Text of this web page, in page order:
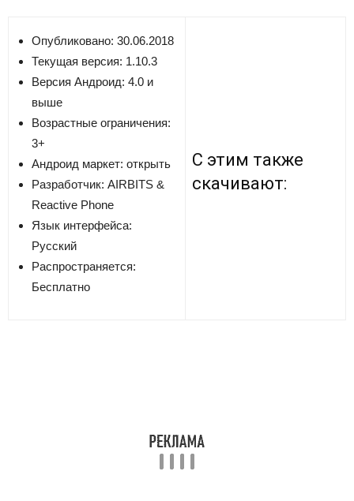
Опубликовано: 30.06.2018
Текущая версия: 1.10.3
Версия Андроид: 4.0 и
выше
Возрастные ограничения:
3+
Андроид маркет: открыть
Разработчик: AIRBITS &
Reactive Phone
Язык интерфейса:
Русский
Распространяется:
Бесплатно
С этим также
скачивают: